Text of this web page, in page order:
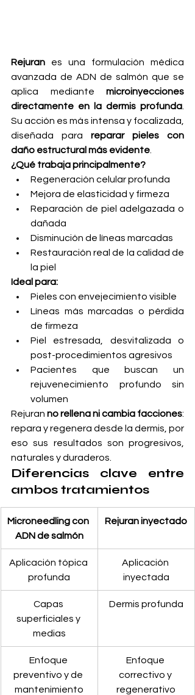
Rejuran es una formulación médica
avanzada de ADN de salmón que se
aplica mediante microinyecciones
directamente en la dermis profunda
Su acción es más intensa y focalizada,
diseñada para reparar pieles con
daño estructural más evidente
¿Qué trabaja principalmente?
Regeneración celular profunda
Mejora de elasticidad y firmeza
Reparación de piel adelgazada o
dañada
Disminución de líneas marcadas
Restauración real de la calidad de
la piel
Ideal para:
Pieles con envejecimiento visible
Líneas más marcadas o pérdida
de firmeza
Piel estresada, desvitalizada o
post-procedimientos agresivos
Pacientes que buscan un
rejuvenecimiento profundo sin
volumen
Rejuran no rellena ni cambia facciones:
repara y regenera desde la dermis, por
eso sus resultados son progresivos,
naturales y duraderos.
Diferencias clave entre
ambos tratamientos
Microneedling con
ADN de salmón
Rejuran inyectado
Aplicación tópica
profunda
Aplicación
inyectada
Capas
superficiales y
medias
Dermis profunda
Enfoque
preventivo y de
mantenimiento
Enfoque
correctivo y
regenerativo